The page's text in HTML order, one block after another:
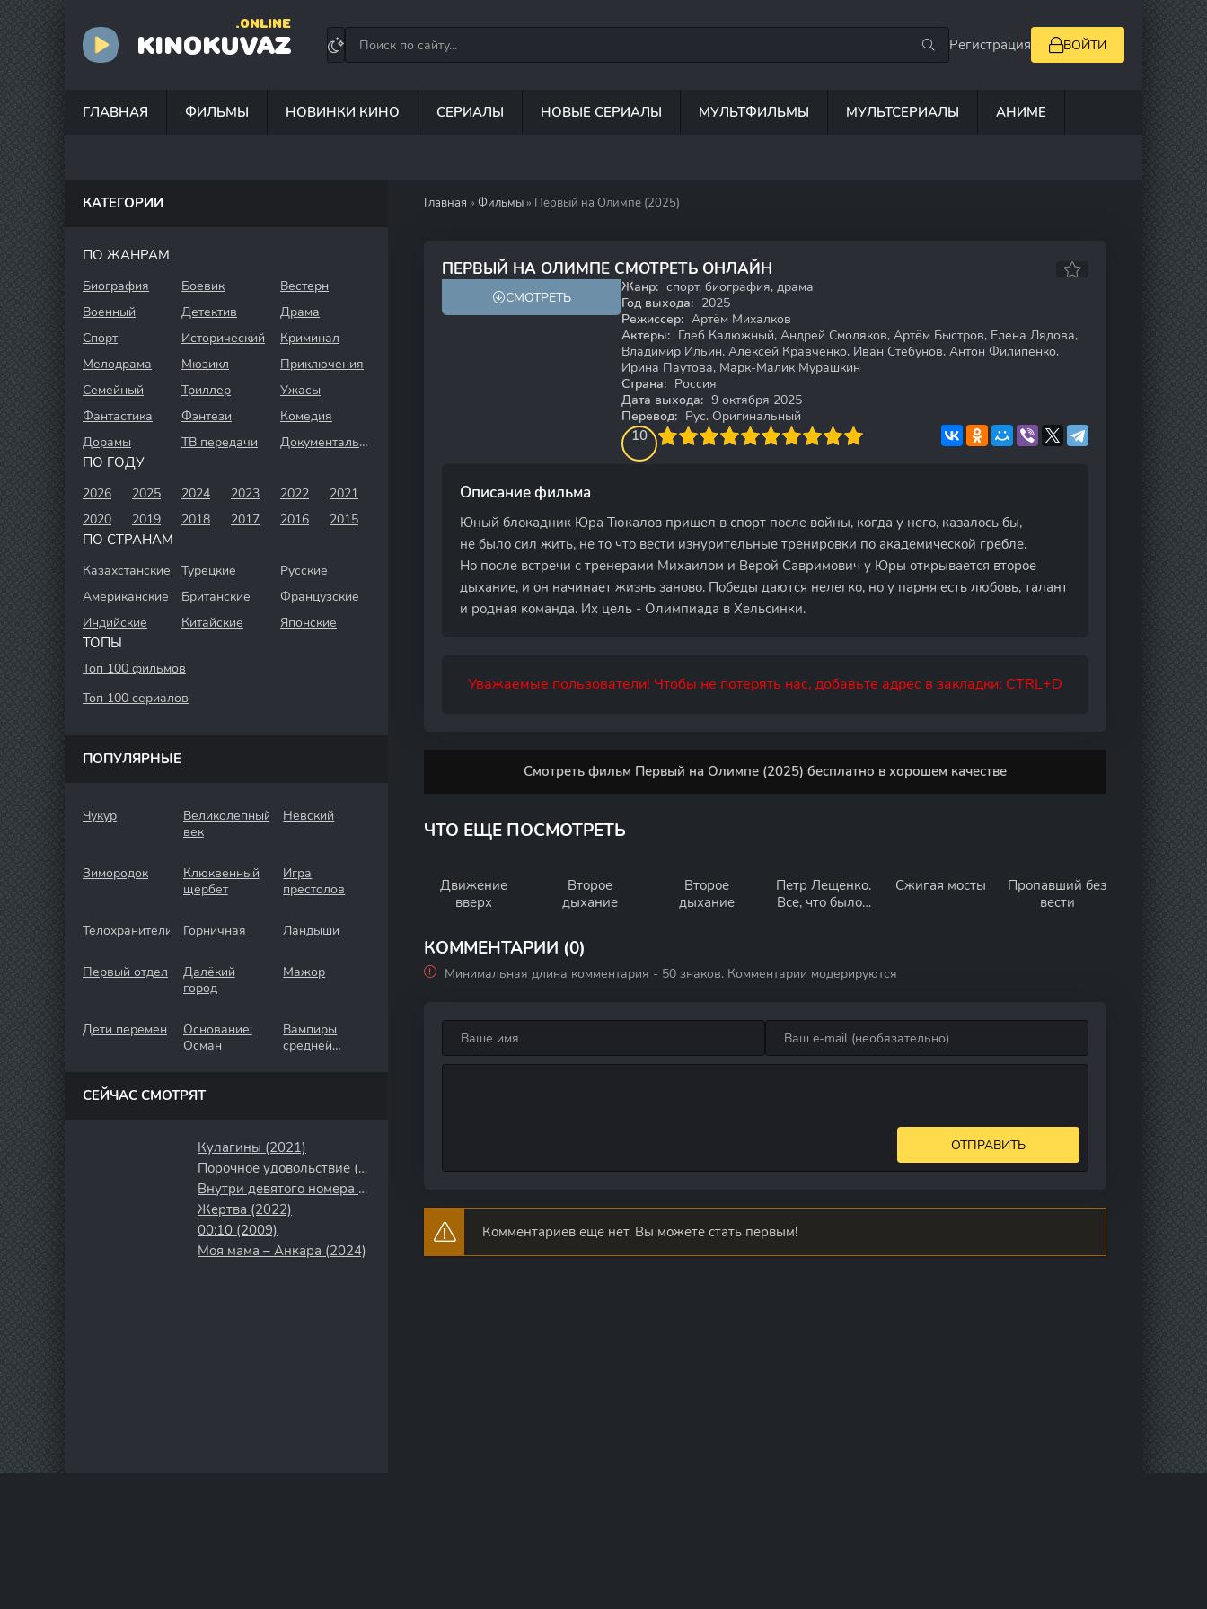
KINOKUVAZ
.ONLINE
Регистрация ВОЙТИ
ГЛАВНАЯ ФИЛЬМЫ НОВИНКИ КИНО СЕРИАЛЫ НОВЫЕ СЕРИАЛЫ МУЛЬТФИЛЬМЫ МУЛЬТСЕРИАЛЫ АНИМЕ
Главная » Фильмы » Первый на Олимпе (2025)
ПЕРВЫЙ НА ОЛИМПЕ СМОТРЕТЬ ОНЛАЙН
7.9 8.8
СМОТРЕТЬ
Жанр: спорт, биография, драма
Год выхода: 2025
Режиссер: Артём Михалков
Актеры: Глеб Калюжный, Андрей Смоляков, Артём Быстров, Елена Лядова,
Владимир Ильин, Алексей Кравченко, Иван Стебунов, Антон Филипенко,
Ирина Паутова, Марк-Малик Мурашкин
Страна: Россия
Дата выхода: 9 октября 2025
Перевод: Рус. Оригинальный
10
4 5 6 7 8 9 10
Описание фильма
Юный блокадник Юра Тюкалов пришел в спорт после войны, когда у него, казалось бы,
не было сил жить, не то что вести изнурительные тренировки по академической гребле.
Но после встречи с тренерами Михаилом и Верой Савримович у Юры открывается второе
дыхание, и он начинает жизнь заново. Победы даются нелегко, но у парня есть любовь, талант
и родная команда. Их цель - Олимпиада в Хельсинки.
Уважаемые пользователи! Чтобы не потерять нас, добавьте адрес в закладки: CTRL+D
Смотреть фильм Первый на Олимпе (2025) бесплатно в хорошем качестве
ЧТО ЕЩЕ ПОСМОТРЕТЬ
Движение
вверх
Второе
дыхание
Второе
дыхание
Петр Лещенко.
Все, что было…
Сжигая мосты
Пропавший без
вести
КОММЕНТАРИИ (0)
Минимальная длина комментария - 50 знаков. Комментарии модерируются
ОТПРАВИТЬ
Комментариев еще нет. Вы можете стать первым!
КАТЕГОРИИ
ПО ЖАНРАМ
Биография Боевик
Вестерн
Военный
Детектив
Драма
Спорт
Исторический
Криминал
Мелодрама
Мюзикл
Приключения
Семейный
Триллер
Ужасы
Фантастика
Фэнтези
Комедия
Дорамы
ТВ передачи Документальный
ПО ГОДУ
2026 2025 2024 2023 2022
2021
2020
2019 2018 2017 2016 2015
ПО СТРАНАМ
Казахстанские Турецкие
Русские
Американские
Британские
Французские
Индийские
Китайские Японские
ТОПЫ
Топ 100 фильмов
Топ 100 сериалов
ПОПУЛЯРНЫЕ
Чукур
Великолепный
век
Невский
Зимородок
Клюквенный
щербет
Игра
престолов
Телохранители Горничная Ландыши
Первый отдел
Далёкий
город
Мажор
Дети перемен
Основание:
Осман
Вампиры
средней
СЕЙЧАС СМОТРЯТ
Кулагины (2021)
Порочное удовольствие (2020)
Внутри девятого номера (2014)
Жертва (2022)
00:10 (2009)
Моя мама – Анкара (2024)